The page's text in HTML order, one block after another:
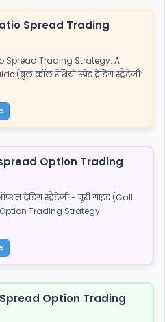
Spread Trading
Spread Trading Strategy: A
(बुल कॉल रेशियो स्प्रेड ट्रेडिंग स्ट्रैटेजी:
Option Trading
ट्रेडिंग स्ट्रैटेजी - पूरी गाइड (Call
Trading Strategy -
Option Trading